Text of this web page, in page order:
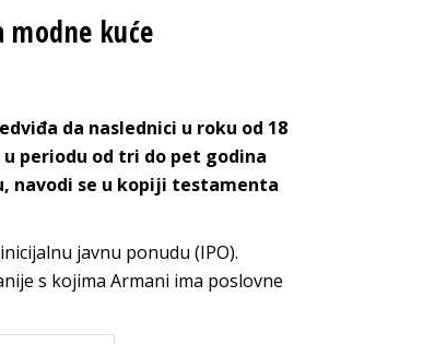
modne kuće
da naslednici u roku od 18
periodu od tri do pet godina
navodi se u kopiji testamenta
javnu ponudu (IPO).
s kojima Armani ima poslovne